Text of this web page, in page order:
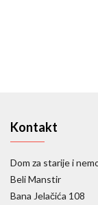
Kontakt
Dom za starije i
Beli Manstir
Bana Jelačića 108